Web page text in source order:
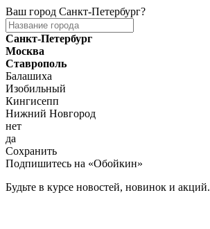
Ваш город Санкт-Петербург?
Санкт-Петербург
Москва
Ставрополь
Балашиха
Изобильный
Кингисепп
Нижний Новгород
нет
да
Сохранить
Подпишитесь на «Обойкин»
Будьте в курсе новостей, новинок и акций.